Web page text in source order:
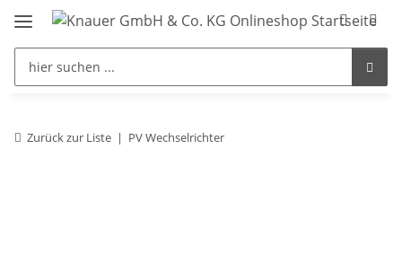
Zurück zur Liste PV Wechselrichter